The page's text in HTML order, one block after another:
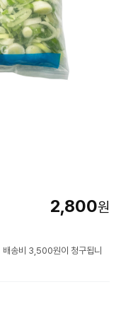
2,800원
송비 3,500원이 청구됩니